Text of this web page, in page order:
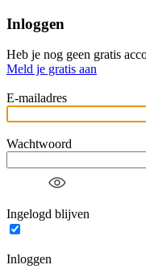
Inloggen
Heb je nog geen gratis
Meld je gratis aan
E-mailadres
Wachtwoord
Ingelogd blijven
Inloggen